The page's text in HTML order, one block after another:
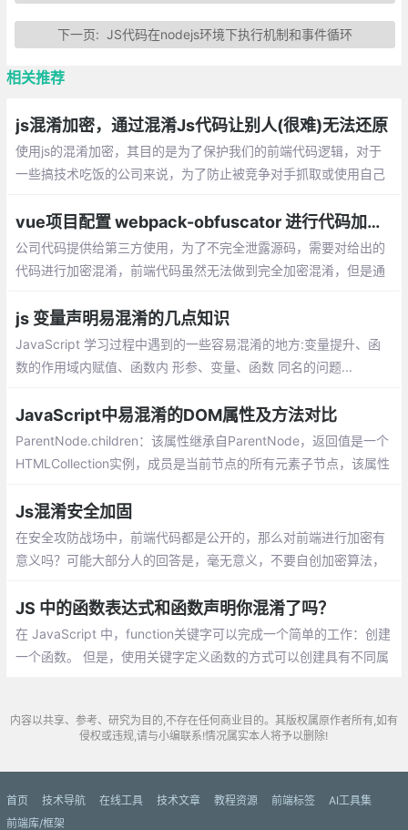
下一页: JS代码在nodejs环境下执行机制和事件循环
相关推荐
js混淆加密，通过混淆Js代码让别人(很难)无法还原
使用js的混淆加密，其目的是为了保护我们的前端代码逻辑，对于
一些搞技术吃饭的公司来说，为了防止被竞争对手抓取或使用自己
vue项目配置 webpack-obfuscator 进行代码加密混淆
公司代码提供给第三方使用，为了不完全泄露源码，需要对给出的
代码进行加密混淆，前端代码虽然无法做到完全加密混淆，但是通
js 变量声明易混淆的几点知识
JavaScript 学习过程中遇到的一些容易混淆的地方:变量提升、函
数的作用域内赋值、函数内 形参、变量、函数 同名的问题...
JavaScript中易混淆的DOM属性及方法对比
ParentNode.children：该属性继承自ParentNode，返回值是一个
HTMLCollection实例，成员是当前节点的所有元素子节点，该属性
性继承自Node，返回值是一个NodeList实例，成员是当前节点的
所有子节点（包括但不限于元素子节点），该属性也是个动态集
合。
Js混淆安全加固
在安全攻防战场中，前端代码都是公开的，那么对前端进行加密有
意义吗？可能大部分人的回答是，毫无意义，不要自创加密算法，
义的，因为加密前和解密后的环节
JS 中的函数表达式和函数声明你混淆了吗？
在 JavaScript 中，function关键字可以完成一个简单的工作：创建
一个函数。 但是，使用关键字定义函数的方式可以创建具有不同属
么。
内容以共享、参考、研究为目的,不存在任何商业目的。其版权属原作者所有,如有
侵权或违规,请与小编联系!情况属实本人将予以删除!
首页 技术导航 在线工具 技术文章 教程资源 前端标签
AI工具集
前端库/框架